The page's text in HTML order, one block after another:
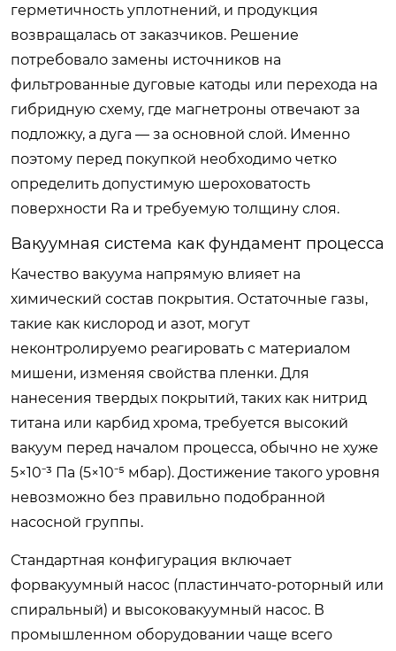
герметичность уплотнений, и продукция
возвращалась от заказчиков. Решение
потребовало замены источников на
фильтрованные дуговые катоды или перехода на
гибридную схему, где магнетроны отвечают за
подложку, а дуга — за основной слой. Именно
поэтому перед покупкой необходимо четко
определить допустимую шероховатость
поверхности Ra и требуемую толщину слоя.
Вакуумная система как фундамент процесса
Качество вакуума напрямую влияет на
химический состав покрытия. Остаточные газы,
такие как кислород и азот, могут
неконтролируемо реагировать с материалом
мишени, изменяя свойства пленки. Для
нанесения твердых покрытий, таких как нитрид
титана или карбид хрома, требуется высокий
вакуум перед началом процесса, обычно не хуже
5×10⁻³ Па (5×10⁻⁵ мбар). Достижение такого уровня
невозможно без правильно подобранной
насосной группы.
Стандартная конфигурация включает
форвакуумный насос (пластинчато-роторный или
спиральный) и высоковакуумный насос. В
промышленном оборудовании чаще всего